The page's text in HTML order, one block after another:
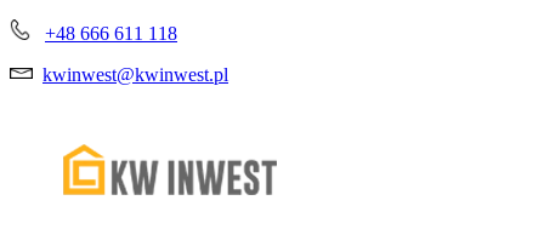
+48 666 611 118
kwinwest@kwinwest.pl